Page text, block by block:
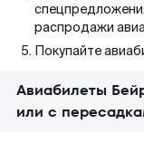
распродажи
Покупайте
Авиабилеты
или с